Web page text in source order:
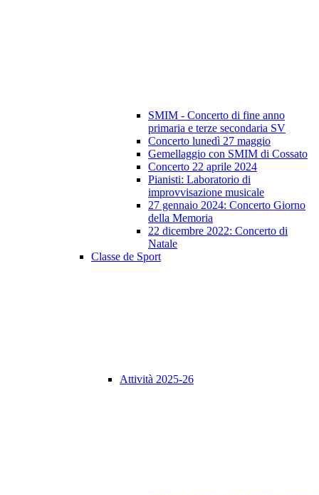
SMIM - Concerto di fine anno
primaria e terze secondaria SV
Concerto lunedì 27 maggio
Gemellaggio con SMIM di Cossato
Concerto 22 aprile 2024
Pianisti: Laboratorio di
improvvisazione musicale
27 gennaio 2024: Concerto Giorno
della Memoria
22 dicembre 2022: Concerto di
Natale
Classe de Sport
Attività 2025-26